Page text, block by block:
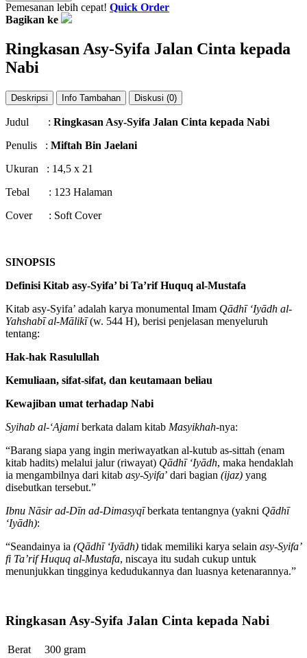
Pemesanan lebih cepat! Quick Order
Bagikan ke
Ringkasan Asy-Syifa Jalan Cinta kepada
Nabi
Deskripsi Info Tambahan Diskusi (0)
Judul : Ringkasan Asy-Syifa Jalan Cinta kepada Nabi
Penulis : Miftah Bin Jaelani
Ukuran : 14,5 x 21
Tebal : 123 Halaman
Cover : Soft Cover
SINOPSIS
Definisi Kitab asy-Syifa’ bi Ta’rif Huquq al-Mustafa
Kitab asy-Syifa’ adalah karya monumental Imam Qādhī ‘Iyādh al-
Yahshabī al-Mālikī(w. 544 H), berisi penjelasan menyeluruh
tentang:
Hak-hak Rasulullah
Kemuliaan, sifat-sifat, dan keutamaan beliau
Kewajiban umat terhadap Nabi
Syihab al-‘Ajami berkata dalam kitab Masyikhah-nya:
“Barang siapa yang ingin meriwayatkan al-kutub as-sittah (enam
kitab hadits) melalui jalur (riwayat) Qādhī ‘Iyādh, maka hendaklah
ia mengambilnya dari kitab asy-Syifa’ dari bagian (ijaz) yang
disebutkan tersebut.”
Ibnu Nāsir ad-Dīn ad-Dimasyqīberkata tentangnya (yakni Qādhī
‘Iyādh):
“Seandainya ia (Qādhī ‘Iyādh) tidak memiliki karya selain asy-Syifa’
fi Ta’rif Huquq al-Mustafa, niscaya itu sudah cukup untuk
menunjukkan tingginya kedudukannya dan luasnya ketenarannya.”
Ringkasan Asy-Syifa Jalan Cinta kepada Nabi
Berat
300 gram